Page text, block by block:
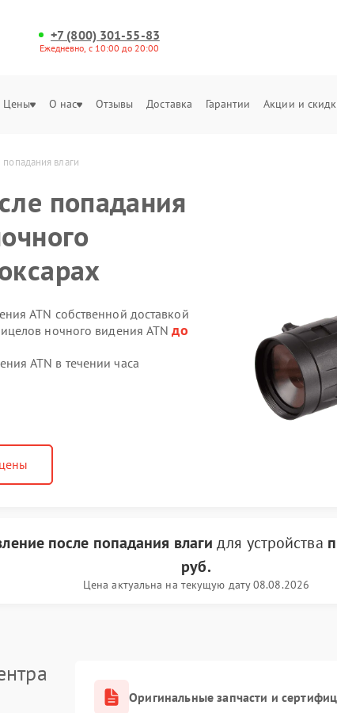
+7 (800) 301-55-83
Ежедневно, с 10:00 до 20:00
Цены О нас Отзывы Доставка Гарантии Акции и
влаги
попадания
ATN собственной доставкой
ночного видения ATNдо
ATN в течении часа
после попадания влаги для устройства
руб.
Цена актуальна на текущую дату 08.08.2026
Оригинальные запчасти и